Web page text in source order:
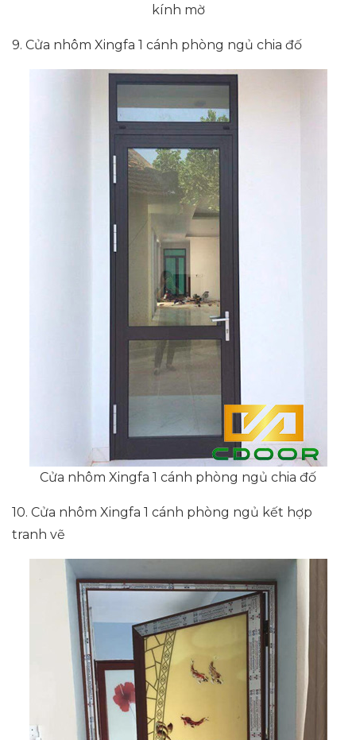
kính mờ
9. Cửa nhôm Xingfa 1 cánh phòng ngủ chia đố
Cửa nhôm Xingfa 1 cánh phòng ngủ chia đố
10. Cửa nhôm Xingfa 1 cánh phòng ngủ kết hợp
tranh vẽ